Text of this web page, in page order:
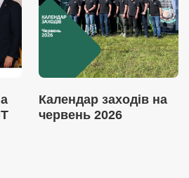
Календар заходів на
червень 2026